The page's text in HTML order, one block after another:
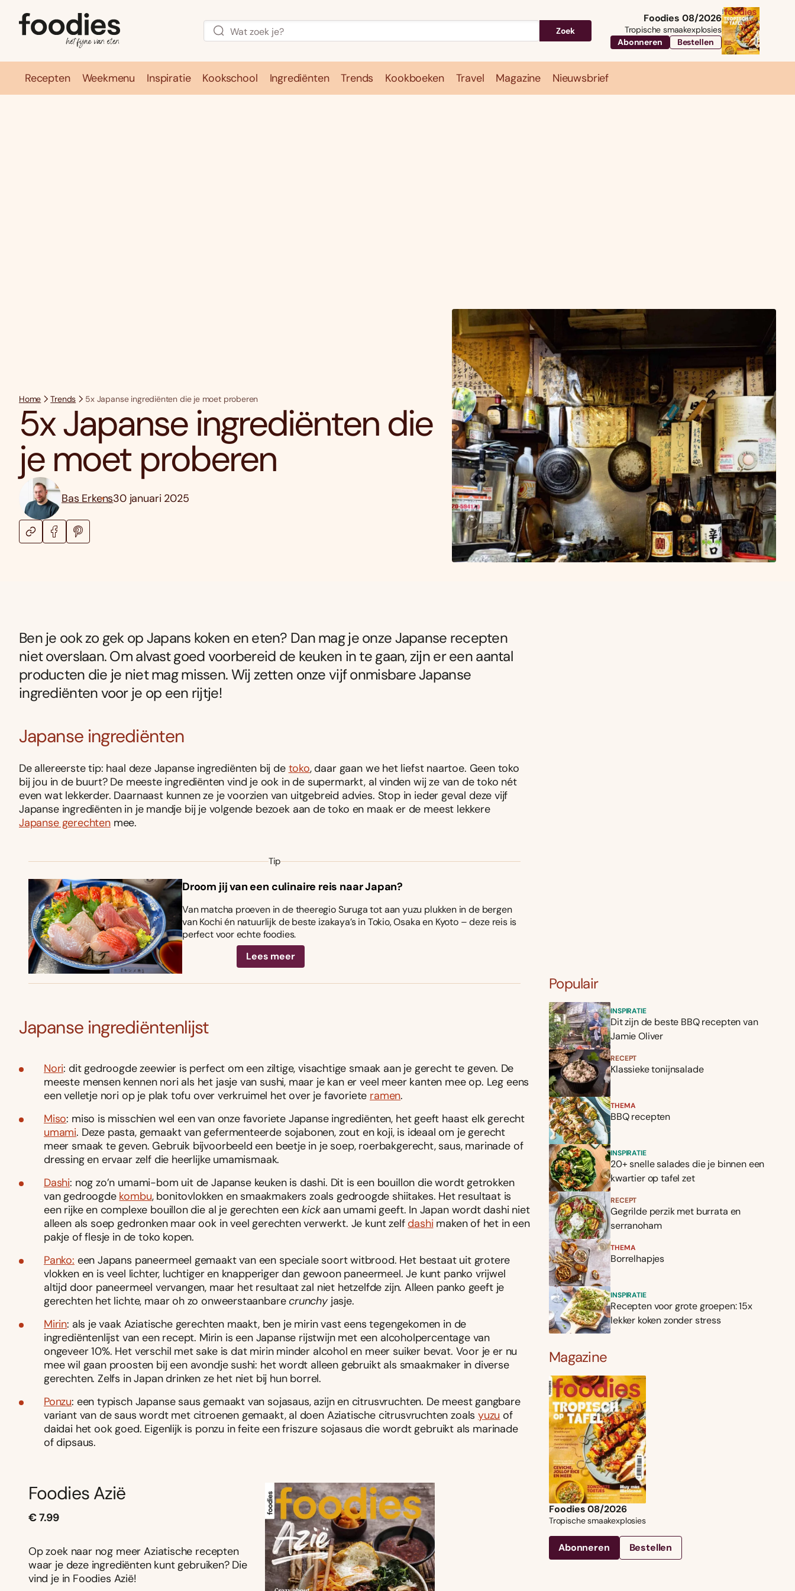
Zoek
Foodies 08/2026
Tropische smaakexplosies
Abonneren
Bestellen
Recepten Weekmenu Inspiratie Kookschool Ingrediënten Trends Kookboeken Travel Magazine Nieuwsbrief
Home Trends 5x Japanse ingrediënten die je moet proberen
5x Japanse ingrediënten die
je moet proberen
Bas Erkens30 januari 2025
Ben je ook zo gek op Japans koken en eten? Dan mag je onze Japanse recepten
niet overslaan. Om alvast goed voorbereid de keuken in te gaan, zijn er een aantal
producten die je niet mag missen. Wij zetten onze vijf onmisbare Japanse
ingrediënten voor je op een rijtje!
Japanse ingrediënten
De allereerste tip: haal deze Japanse ingrediënten bij de toko, daar gaan we het liefst naartoe. Geen toko
bij jou in de buurt? De meeste ingrediënten vind je ook in de supermarkt, al vinden wij ze van de toko nét
even wat lekkerder. Daarnaast kunnen ze je voorzien van uitgebreid advies. Stop in ieder geval deze vijf
Japanse ingrediënten in je mandje bij je volgende bezoek aan de toko en maak er de meest lekkere
Japanse gerechtenmee.
Tip
Droom jij van een culinaire reis naar Japan?
Van matcha proeven in de theeregio Suruga tot aan yuzu plukken in de bergen
van Kochi én natuurlijk de beste izakaya’s in Tokio, Osaka en Kyoto – deze reis is
perfect voor echte foodies.
Lees meer
Japanse ingrediëntenlijst
Nori: dit gedroogde zeewier is perfect om een ziltige, visachtige smaak aan je gerecht te geven. De
meeste mensen kennen nori als het jasje van sushi, maar je kan er veel meer kanten mee op. Leg eens
een velletje nori op je plak tofu over verkruimel het over je favoriete ramen.
Miso: miso is misschien wel een van onze favoriete Japanse ingrediënten, het geeft haast elk gerecht
umami. Deze pasta, gemaakt van gefermenteerde sojabonen, zout en koji, is ideaal om je gerecht
meer smaak te geven. Gebruik bijvoorbeeld een beetje in je soep, roerbakgerecht, saus, marinade of
dressing en ervaar zelf die heerlijke umamismaak.
Dashi: nog zo’n umami-bom uit de Japanse keuken is dashi. Dit is een bouillon die wordt getrokken
van gedroogde kombu, bonitovlokken en smaakmakers zoals gedroogde shiitakes. Het resultaat is
een rijke en complexe bouillon die al je gerechten eenkick aan umami geeft. In Japan wordt dashi niet
alleen als soep gedronken maar ook in veel gerechten verwerkt. Je kunt zelf dashi maken of het in een
pakje of flesje in de toko kopen.
Panko: een Japans paneermeel gemaakt van een speciale soort witbrood. Het bestaat uit grotere
vlokken en is veel lichter, luchtiger en knapperiger dan gewoon paneermeel. Je kunt panko vrijwel
altijd door paneermeel vervangen, maar het resultaat zal niet hetzelfde zijn. Alleen panko geeft je
gerechten het lichte, maar oh zo onweerstaanbarecrunchyjasje.
Mirin: als je vaak Aziatische gerechten maakt, ben je mirin vast eens tegengekomen in de
ingrediëntenlijst van een recept. Mirin is een Japanse rijstwijn met een alcoholpercentage van
ongeveer 10%. Het verschil met sake is dat mirin minder alcohol en meer suiker bevat. Voor je er nu
mee wil gaan proosten bij een avondje sushi: het wordt alleen gebruikt als smaakmaker in diverse
gerechten. Zelfs in Japan drinken ze het niet bij hun borrel.
Ponzu: een typisch Japanse saus gemaakt van sojasaus, azijn en citrusvruchten. De meest gangbare
variant van de saus wordt met citroenen gemaakt, al doen Aziatische citrusvruchten zoals yuzu of
daidai het ook goed. Eigenlijk is ponzu in feite een friszure sojasaus die wordt gebruikt als marinade
of dipsaus.
Foodies Azië
€ 7.99
Op zoek naar nog meer Aziatische recepten
waar je deze ingrediënten kunt gebruiken? Die
vind je in Foodies Azië!
Populair
INSPIRATIE
Dit zijn de beste BBQ recepten van
Jamie Oliver
RECEPT
Klassieke tonijnsalade
THEMA
BBQ recepten
INSPIRATIE
20+ snelle salades die je binnen een
kwartier op tafel zet
RECEPT
Gegrilde perzik met burrata en
serranoham
THEMA
Borrelhapjes
INSPIRATIE
Recepten voor grote groepen: 15x
lekker koken zonder stress
Magazine
Foodies 08/2026
Tropische smaakexplosies
Abonneren Bestellen